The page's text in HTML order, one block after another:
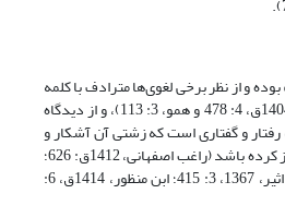
و از نظر برخی لغوی‌ها مترادف با کلمه
«قبح» و «سوء» (ابن فارس، 1404ق، 4: 478 و همو، 3: 113)، و از دیدگاه
و گفتاری است که زشتی آن آشکار و
بزرگ بوده و از حد خود تجاوز کرده باشد (راغب اصفهانی، 1412ق: 626؛
زمخشری، 1979ق: 465؛ ابن اثیر، 1367، 3: 415؛ ابن منظور، 1414ق، 6: